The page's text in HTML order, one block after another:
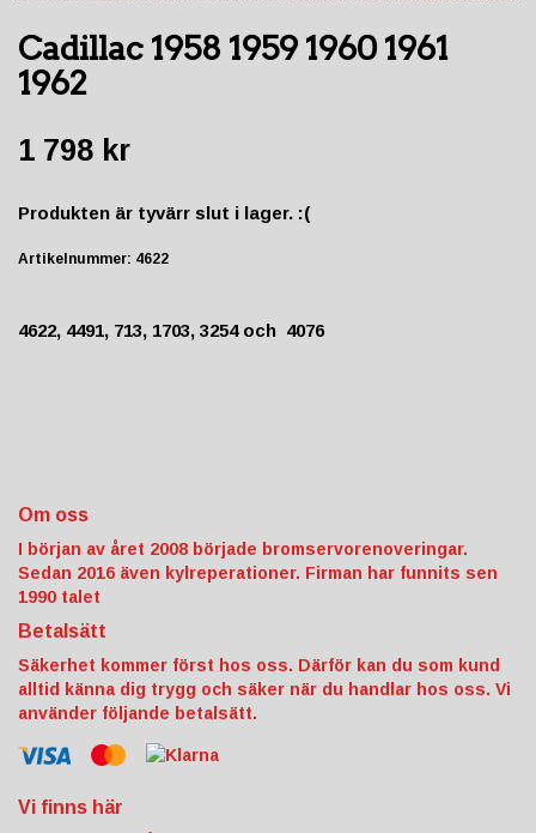
Cadillac 1958 1959 1960 1961
1962
1 798 kr
Produkten är tyvärr slut i lager. :(
Artikelnummer: 4622
4622, 4491, 713, 1703, 3254 och 4076
Om oss
I början av året 2008 började bromservorenoveringar.
Sedan 2016 även kylreperationer. Firman har funnits sen
1990 talet
Betalsätt
Säkerhet kommer först hos oss. Därför kan du som kund
alltid känna dig trygg och säker när du handlar hos oss. Vi
använder följande betalsätt.
Vi finns här